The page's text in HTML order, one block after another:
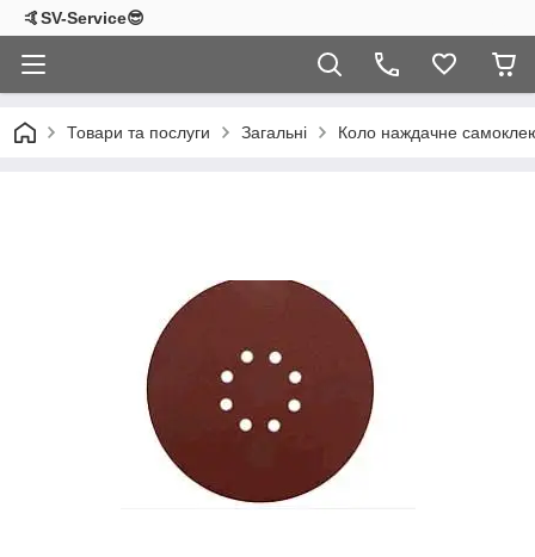
🤙SV-Service😎
Товари та послуги Загальні Коло наждачне